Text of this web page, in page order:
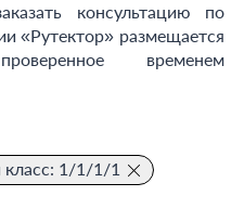
консультацию по
«Рутектор» размещается
временем
класс: 1/1/1/1